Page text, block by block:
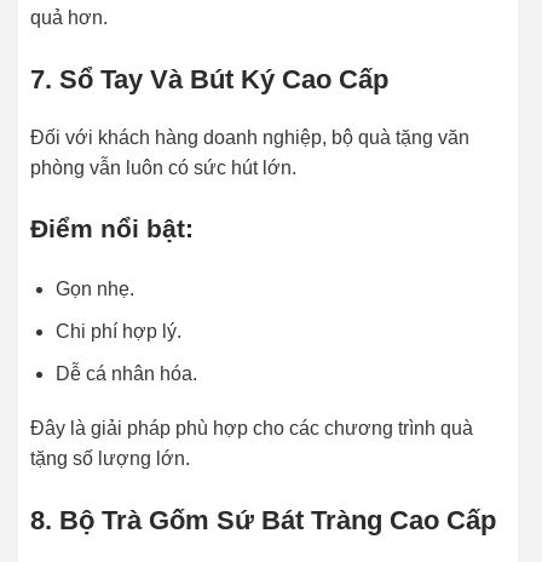
quả hơn.
7. Sổ Tay Và Bút Ký Cao Cấp
Đối với khách hàng doanh nghiệp, bộ quà tặng văn
phòng vẫn luôn có sức hút lớn.
Điểm nổi bật:
Gọn nhẹ.
Chi phí hợp lý.
Dễ cá nhân hóa.
Đây là giải pháp phù hợp cho các chương trình quà
tặng số lượng lớn.
8. Bộ Trà Gốm Sứ Bát Tràng Cao Cấp